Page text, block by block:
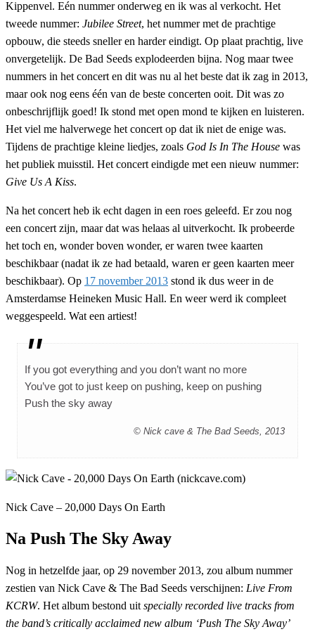
Kippenvel. Eén nummer onderweg en ik was al verkocht. Het
tweede nummer: Jubilee Street, het nummer met de prachtige
opbouw, die steeds sneller en harder eindigt. Op plaat prachtig, live
onvergetelijk. De Bad Seeds explodeerden bijna. Nog maar twee
nummers in het concert en dit was nu al het beste dat ik zag in 2013,
maar ook nog eens één van de beste concerten ooit. Dit was zo
onbeschrijflijk goed! Ik stond met open mond te kijken en luisteren.
Het viel me halverwege het concert op dat ik niet de enige was.
Tijdens de prachtige kleine liedjes, zoals God Is In The House was
het publiek muisstil. Het concert eindigde met een nieuw nummer:
Give Us A Kiss.
Na het concert heb ik echt dagen in een roes geleefd. Er zou nog
een concert zijn, maar dat was helaas al uitverkocht. Ik probeerde
het toch en, wonder boven wonder, er waren twee kaarten
beschikbaar (nadat ik ze had betaald, waren er geen kaarten meer
beschikbaar). Op 17 november 2013 stond ik dus weer in de
Amsterdamse Heineken Music Hall. En weer werd ik compleet
weggespeeld. Wat een artiest!
If you got everything and you don’t want no more
You’ve got to just keep on pushing, keep on pushing
Push the sky away
© Nick cave & The Bad Seeds, 2013
Nick Cave – 20,000 Days On Earth
Na Push The Sky Away
Nog in hetzelfde jaar, op 29 november 2013, zou album nummer
zestien van Nick Cave & The Bad Seeds verschijnen: Live From
KCRW. Het album bestond uit specially recorded live tracks from
the band’s critically acclaimed new album ‘Push The Sky Away’